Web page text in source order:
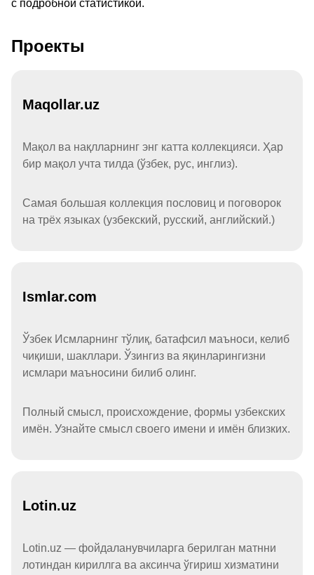
с подробной статистикой.
Проекты
Maqollar.uz
Мақол ва нақлларнинг энг катта коллекцияси. Ҳар
бир мақол учта тилда (ўзбек, рус, инглиз).
Самая большая коллекция пословиц и поговорок
на трёх языках (узбекский, русский, английский.)
Ismlar.com
Ўзбек Исмларнинг тўлиқ, батафсил маъноси, келиб
чиқиши, шакллари. Ўзингиз ва яқинларингизни
исмлари маъносини билиб олинг.
Полный смысл, происхождение, формы узбекских
имён. Узнайте смысл своего имени и имён близких.
Lotin.uz
Lotin.uz — фойдаланувчиларга берилган матнни
лотиндан кириллга ва аксинча ўгириш хизматини